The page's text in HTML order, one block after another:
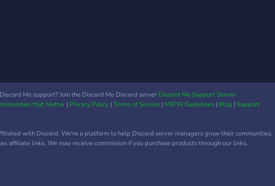
"ben bahçenizdeki
papatyanın üstündeki
solucan olsam beni yine
ciddili bir tartışma, bazen
Me support? Join the Discord Me Discord server Discord Me Support Server
that Matter| Privacy Policy|Terms of Service| NSFW Guidelines| Blog |Support
with Discord. We're a platform to help Discord server managers grow their communities.
affiliate links. We may receive commission if you purchase products through our links.